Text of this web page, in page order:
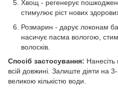
Хвощ - регенерує
стимулює ріст нових
Розмарин - дарує локонам
насичує пасма вологою,
волосків.
Спосіб застосування:
всій довжині. Залиште діяти на
великою кількістю води.